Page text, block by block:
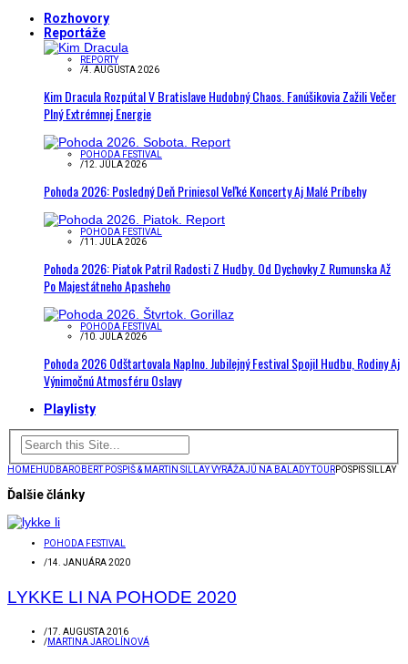
Rozhovory
Reportáže
REPORTY
/4. AUGUSTA 2026
Kim Dracula Rozpútal V Bratislave Hudobný Chaos. Fanúšikovia Zažili Večer
Plný Extrémnej Energie
POHODA FESTIVAL
/12. JÚLA 2026
Pohoda 2026: Posledný Deň Priniesol Veľké Koncerty Aj Malé Príbehy
POHODA FESTIVAL
/11. JÚLA 2026
Pohoda 2026: Piatok Patril Radosti Z Hudby. Od Dychovky Z Rumunska Až
Po Majestátneho Apasheho
POHODA FESTIVAL
/10. JÚLA 2026
Pohoda 2026 Odštartovala Naplno. Jubilejný Festival Spojil Hudbu, Rodiny Aj
Výnimočnú Atmosféru Oslavy
Playlisty
HOMEHUDBAROBERT POSPIŠ & MARTIN SILLAY VYRÁŽAJÚ NA BALADY TOURPOSPIS SILLAY
Ďalšie články
POHODA FESTIVAL
/14. JANUÁRA 2020
LYKKE LI NA POHODE 2020
/17. AUGUSTA 2016
/MARTINA JAROLÍNOVÁ